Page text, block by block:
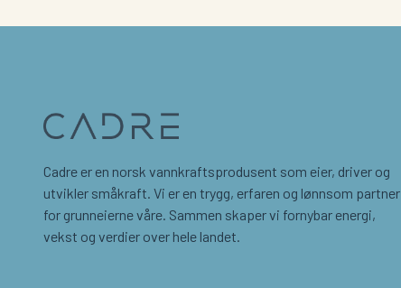
Cadre er en norsk vannkraftsprodusent som eier, driver og
utvikler småkraft. Vi er en trygg, erfaren og lønnsom partner
for grunneierne våre. Sammen skaper vi fornybar energi,
vekst og verdier over hele landet.